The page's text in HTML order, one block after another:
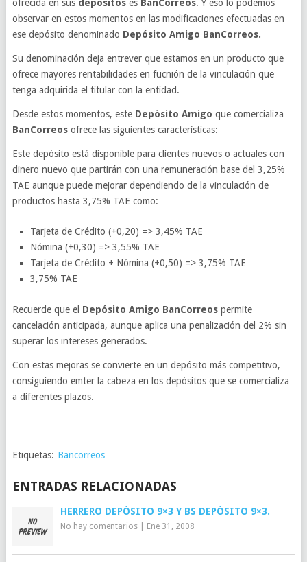
ofrecida en sus depósitoses BanCorreos. Y eso lo podemos
observar en estos momentos en las modificaciones efectuadas en
ese depósito denominado Depósito Amigo BanCorreos.
Su denominación deja entrever que estamos en un producto que
ofrece mayores rentabilidades en fucnión de la vinculación que
tenga adquirida el titular con la entidad.
Desde estos momentos, este Depósito Amigo que comercializa
BanCorreosofrece las siguientes características:
Este depósito está disponible para clientes nuevos o actuales con
dinero nuevo que partirán con una remuneración base del 3,25%
TAE aunque puede mejorar dependiendo de la vinculación de
productos hasta 3,75% TAE como:
Tarjeta de Crédito (+0,20) => 3,45% TAE
Nómina (+0,30) => 3,55% TAE
Tarjeta de Crédito + Nómina (+0,50) => 3,75% TAE
3,75% TAE
Recuerde que el Depósito Amigo BanCorreospermite
cancelación anticipada, aunque aplica una penalización del 2% sin
superar los intereses generados.
Con estas mejoras se convierte en un depósito más competitivo,
consiguiendo emter la cabeza en los depósitos que se comercializa
a diferentes plazos.
Etiquetas: Bancorreos
ENTRADAS RELACIONADAS
HERRERO DEPÓSITO 9×3 Y BS DEPÓSITO 9×3.
No hay comentarios| Ene 31, 2008